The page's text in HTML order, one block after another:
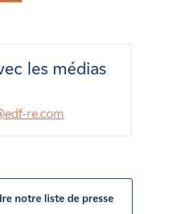
les médias
re.com
notre liste de presse